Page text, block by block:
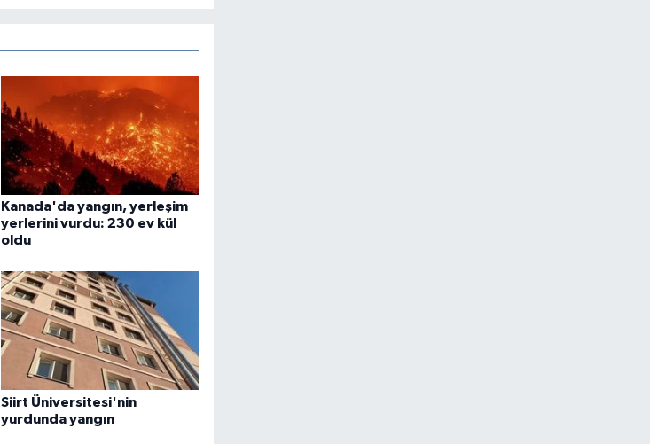
Kanada'da yangın, yerleşim
yerlerini vurdu: 230 ev kül
oldu
Siirt Üniversitesi'nin
yurdunda yangın